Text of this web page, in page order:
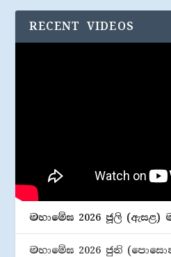
RECENT VIDEOS
මහාමේඝ 2026 ජූලි (​ඇසළ)
මහාමේඝ 2026 ජුනි